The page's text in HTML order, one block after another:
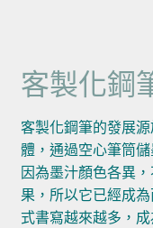
客製化鋼
客製化鋼筆的發展
體，通過空心筆筒
因為墨汁顏色各異
果，所以它已經成
式書寫越來越多，